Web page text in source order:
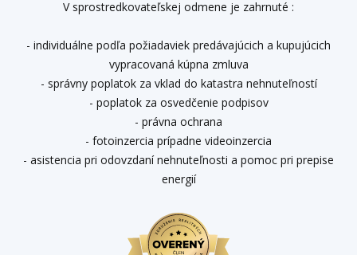
V sprostredkovateľskej odmene je zahrnuté :
- individuálne podľa požiadaviek predávajúcich a kupujúcich
vypracovaná kúpna zmluva
- správny poplatok za vklad do katastra nehnuteľností
- poplatok za osvedčenie podpisov
- právna ochrana
- fotoinzercia prípadne videoinzercia
- asistencia pri odovzdaní nehnuteľnosti a pomoc pri prepise
energií